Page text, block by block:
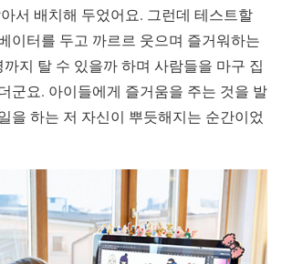
서 배치해 두었어요. 그런데 테스트할
이터를 두고 까르르 웃으며 즐거워하는
지 탈 수 있을까 하며 사람들을 마구 집
군요. 아이들에게 즐거움을 주는 것을 발
을 하는 저 자신이 뿌듯해지는 순간이었